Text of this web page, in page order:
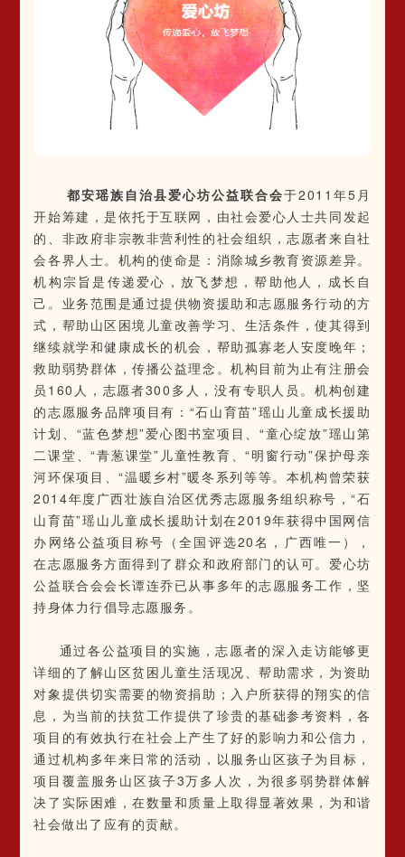
都安瑶族自治县爱心坊公益联合会于2011年5月
开始筹建，是依托于互联网，由社会爱心人士共同发起
的、非政府非宗教非营利性的社会组织，志愿者来自社
会各界人士。机构的使命是：消除城乡教育资源差异。
机构宗旨是传递爱心，放飞梦想，帮助他人，成长自
己。业务范围是通过提供物资援助和志愿服务行动的方
式，帮助山区困境儿童改善学习、生活条件，使其得到
继续就学和健康成长的机会，帮助孤寡老人安度晚年；
救助弱势群体，传播公益理念。机构目前为止有注册会
员160人，志愿者300多人，没有专职人员。机构创建
的志愿服务品牌项目有：“石山育苗”瑶山儿童成长援助
计划、“蓝色梦想”爱心图书室项目、“童心绽放”瑶山第
二课堂、“青葱课堂”儿童性教育、“明窗行动”保护母亲
河环保项目、“温暖乡村”暖冬系列等等。本机构曾荣获
2014年度广西壮族自治区优秀志愿服务组织称号，“石
山育苗”瑶山儿童成长援助计划在2019年获得中国网信
办网络公益项目称号（全国评选20名，广西唯一），
在志愿服务方面得到了群众和政府部门的认可。爱心坊
公益联合会会长谭连乔已从事多年的志愿服务工作，坚
持身体力行倡导志愿服务。
通过各公益项目的实施，志愿者的深入走访能够更
详细的了解山区贫困儿童生活现况、帮助需求，为资助
对象提供切实需要的物资捐助；入户所获得的翔实的信
息，为当前的扶贫工作提供了珍贵的基础参考资料，各
项目的有效执行在社会上产生了好的影响力和公信力，
通过机构多年来日常的活动，以服务山区孩子为目标，
项目覆盖服务山区孩子3万多人次，为很多弱势群体解
决了实际困难，在数量和质量上取得显著效果，为和谐
社会做出了应有的贡献。